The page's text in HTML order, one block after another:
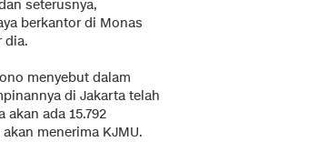
seterusnya,
berkantor di Monas
dia.
menyebut dalam
di Jakarta telah
ada 15.792
menerima KJMU.